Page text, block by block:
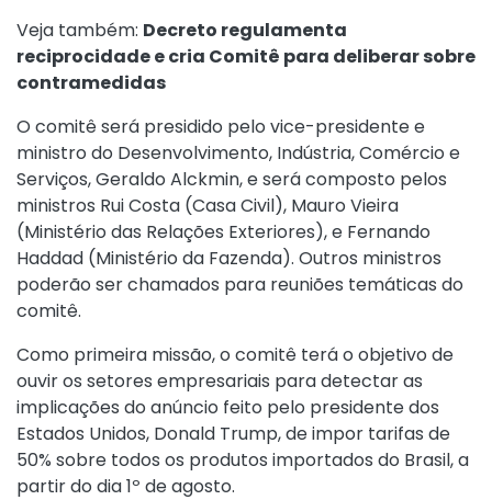
Veja também: Decreto regulamenta
reciprocidade e cria Comitê para deliberar sobre
contramedidas
O comitê será presidido pelo vice-presidente e
ministro do Desenvolvimento, Indústria, Comércio e
Serviços, Geraldo Alckmin, e será composto pelos
ministros Rui Costa (Casa Civil), Mauro Vieira
(Ministério das Relações Exteriores), e Fernando
Haddad (Ministério da Fazenda). Outros ministros
poderão ser chamados para reuniões temáticas do
comitê.
Como primeira missão, o comitê terá o objetivo de
ouvir os setores empresariais para detectar as
implicações do anúncio feito pelo presidente dos
Estados Unidos, Donald Trump, de impor tarifas de
50% sobre todos os produtos importados do Brasil, a
partir do dia 1º de agosto.